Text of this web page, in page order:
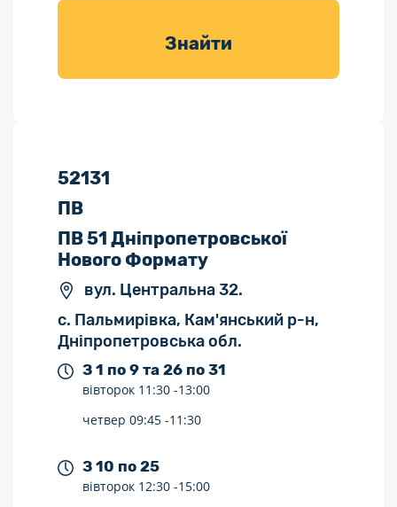
товарів для
Знайти
52131
ПВ
ПВ 51 Дніпропетровської
Нового Формату
вул. Центральна 32.
с. Пальмирівка, Кам'янський р-н,
Дніпропетровська обл.
З 1 по 9 та 26 по 31
вівторок 11:30 -13:00
четвер 09:45 -11:30
З 10 по 25
вівторок 12:30 -15:00